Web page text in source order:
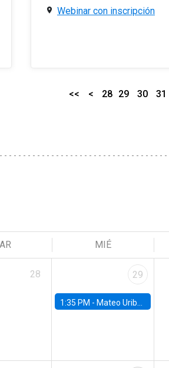
Webinar con inscripción
<< < 28 29 30 31
MIÉ
28 29
1:35 PM - Mateo Uribe-Castro, Universidad de los Andes (Colombia)